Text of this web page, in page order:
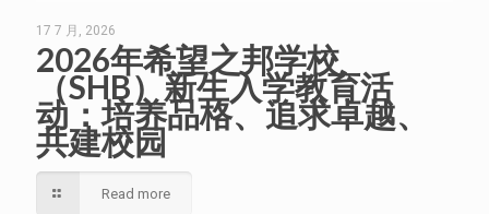
17 7 月, 2026
2026年希望之邦学校
（SHB）新生入学教育活
动：培养品格、追求卓越、
共建校园
Read more